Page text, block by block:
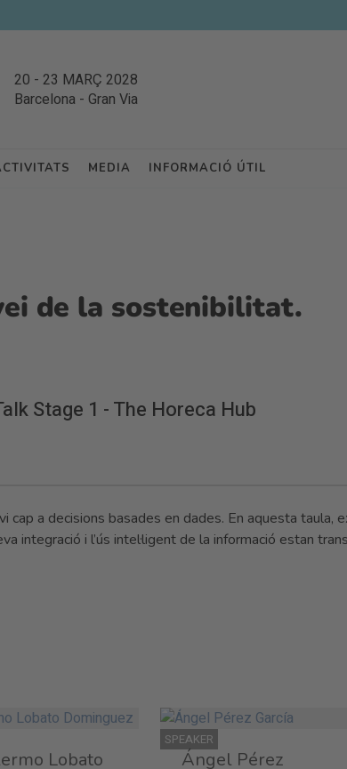
20 - 23 MARÇ 2028
Barcelona - Gran Via
MEDIA INFORMACIÓ ÚTIL
de la sostenibilitat.
Stage 1 - The Horeca Hub
cap a decisions basades en dades. En aquesta taula,
integració i l’ús intel·ligent de la informació estan
Lobato
SPEAKER
Ángel Pérez